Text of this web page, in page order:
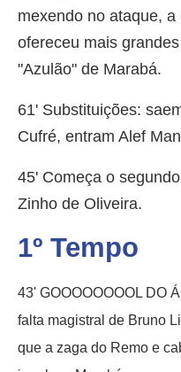
mexendo no ataque,
ofereceu mais
"Azulão" de Marabá.
61' Substituições:
Cufré, entram Alef
45' Começa o
Zinho de Oliveira.
1º Tempo
43' GOOOOOOOOL DO
falta magistral de Bruno
que a zaga do Remo e